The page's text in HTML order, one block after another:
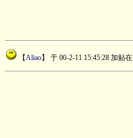
【Aliao】 于 00-2-11 15:45:28 加贴在